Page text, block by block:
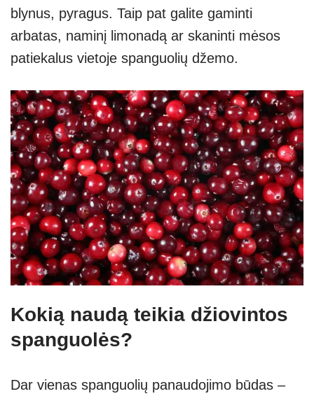
blynus, pyragus. Taip pat galite gaminti
arbatas, naminį limonadą ar skaninti mėsos
patiekalus vietoje spanguolių džemo.
Kokią naudą teikia džiovintos
spanguolės?
Dar vienas spanguolių panaudojimo būdas –